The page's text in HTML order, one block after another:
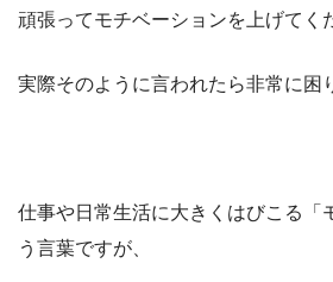
頑張ってモチベーションを上げてく
実際そのように言われたら非常に困
仕事や日常生活に大きくはびこる「
う言葉ですが、